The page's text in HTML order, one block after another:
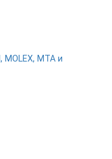
MOLEX, MTA и